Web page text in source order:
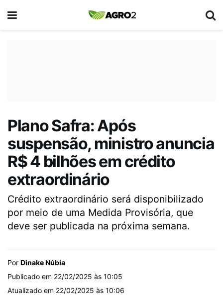
Plano Safra: Após
suspensão, ministro anuncia
R$ 4 bilhões em crédito
extraordinário
Crédito extraordinário será disponibilizado
por meio de uma Medida Provisória, que
deve ser publicada na próxima semana.
Por Dinake Núbia
Publicado em 22/02/2025 às 10:05
Atualizado em 22/02/2025 às 10:06